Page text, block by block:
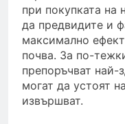
при покупката на
да предвидите и
максимално
почва. За по-
препоръчват най-
могат да устоят
извършват.